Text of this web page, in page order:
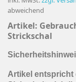
abweichend
Artikel:
Strickschal
Artikel entspricht